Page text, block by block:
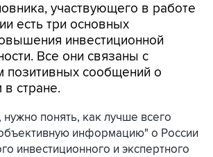
участвующего в работе
есть три основных
инвестиционной
Все они связаны с
позитивных сообщений о
стране.
понять, как лучше всего
информацию" о России
инвестиционного и экспертного